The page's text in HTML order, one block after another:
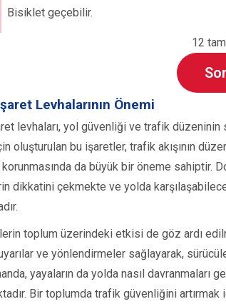
Bisiklet geçebilir.
12
Levhalarının Önemi
levhaları, yol güvenliği ve trafik düzeninin
oluşturulan bu işaretler, trafik akışının
korunmasında da büyük bir öneme
dikkatini çekmekte ve yolda
toplum üzerindeki etkisi de göz ardı
ve yönlendirmeler sağlayarak,
yayaların da yolda nasıl davranmaları
Bir toplumda trafik güvenliğini